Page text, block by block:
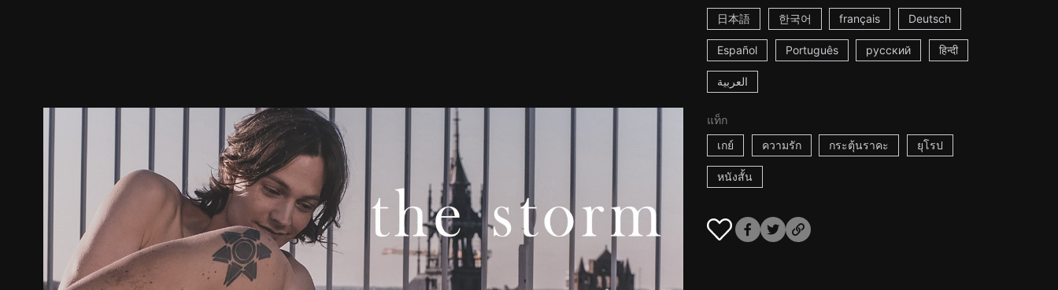
日本語 한국어 français Deutsch
Español Português русский हिन्दी
العربية
แท็ก
เกย์
ความรัก กระตุ้นราคะ ยุโรป
หนังสั้น